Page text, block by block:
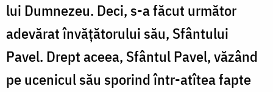
lui Dumnezeu. Deci, s-a făcut următor
adevărat învățătorului său, Sfântului
Pavel. Drept aceea, Sfântul Pavel, văzând
pe ucenicul său sporind într-atîtea fapte